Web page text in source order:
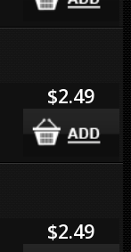
$2.49
$2.49